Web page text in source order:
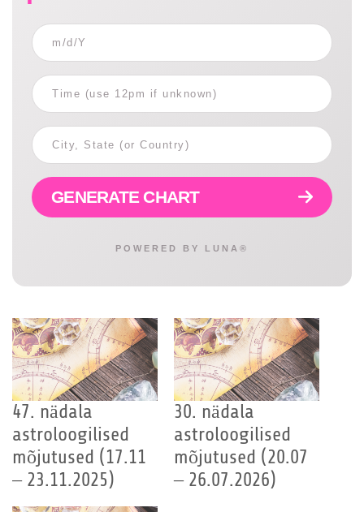
GENERATE CHART
POWERED BY LUNA®
47. nädala
astroloogilised
mõjutused (17.11
– 23.11.2025)
30. nädala
astroloogilised
mõjutused (20.07
– 26.07.2026)